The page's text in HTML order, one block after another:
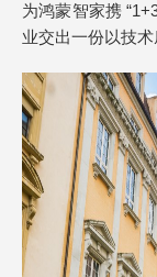
为鸿蒙智家携
业交出一份以技